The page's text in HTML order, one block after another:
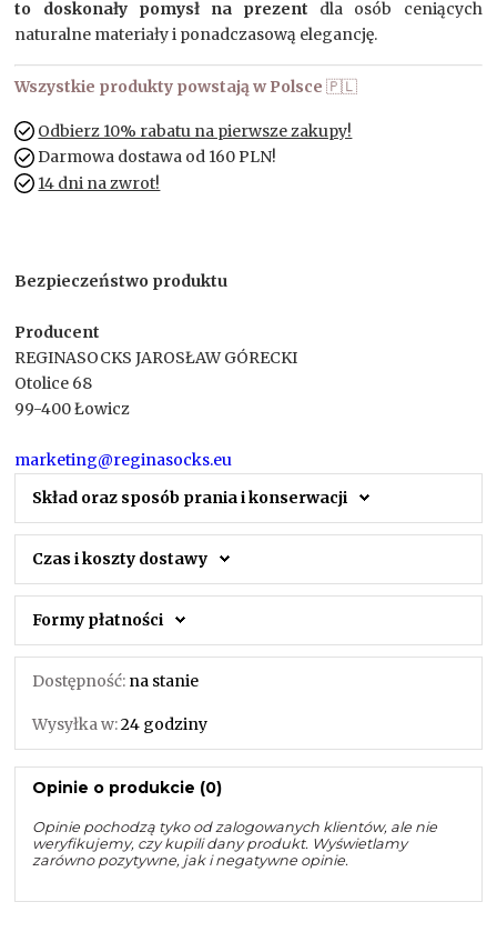
to doskonały pomysł na prezent dla osób ceniących
naturalne materiały i ponadczasową elegancję.
Wszystkie produkty powstają w Polsce 🇵🇱
Odbierz 10% rabatu na pierwsze zakupy!
Darmowa dostawa od 160 PLN!
14 dni na zwrot!
Bezpieczeństwo produktu
Producent
REGINASOCKS JAROSŁAW GÓRECKI
Otolice 68
99-400 Łowicz
marketing@reginasocks.eu
Skład oraz sposób prania i konserwacji
Czas i koszty dostawy
Formy płatności
Dostępność: na stanie
Wysyłka w:24 godziny
Opinie o produkcie (0)
Opinie pochodzą tyko od zalogowanych klientów, ale nie
weryfikujemy, czy kupili dany produkt. Wyświetlamy
zarówno pozytywne, jak i negatywne opinie.